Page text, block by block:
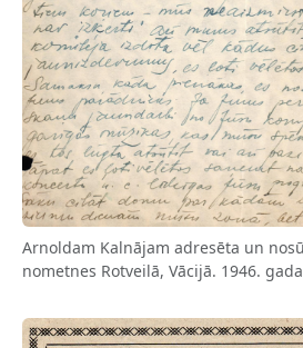
Arnoldam Kalnājam adresēta un
nometnes Rotveilā, Vācijā. 1946.